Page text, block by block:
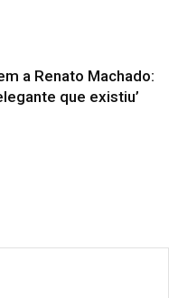
a Renato Machado:
que existiu’